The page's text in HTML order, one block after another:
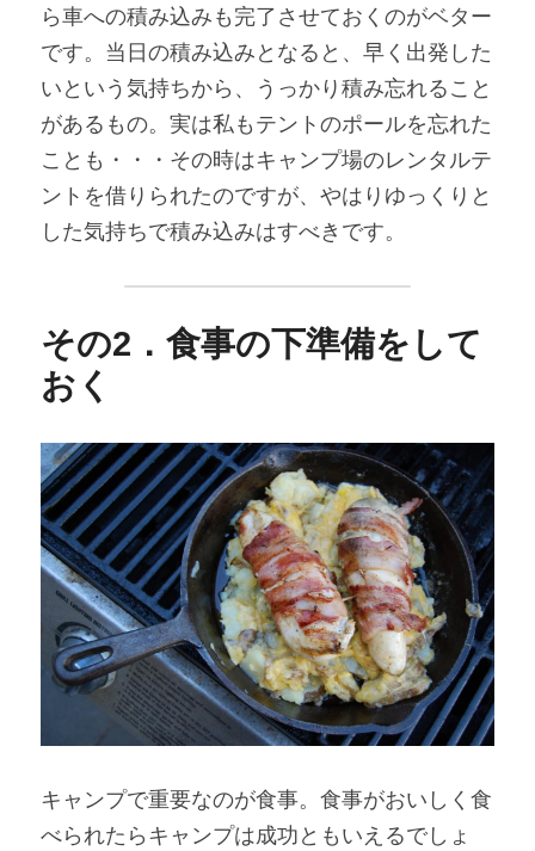
ら車への積み込みも完了させておくのがベター
です。当日の積み込みとなると、早く出発した
いという気持ちから、うっかり積み忘れること
があるもの。実は私もテントのポールを忘れた
ことも・・・その時はキャンプ場のレンタルテ
ントを借りられたのですが、やはりゆっくりと
した気持ちで積み込みはすべきです。
その2．食事の下準備をして
おく
キャンプで重要なのが食事。食事がおいしく食
べられたらキャンプは成功ともいえるでしょ